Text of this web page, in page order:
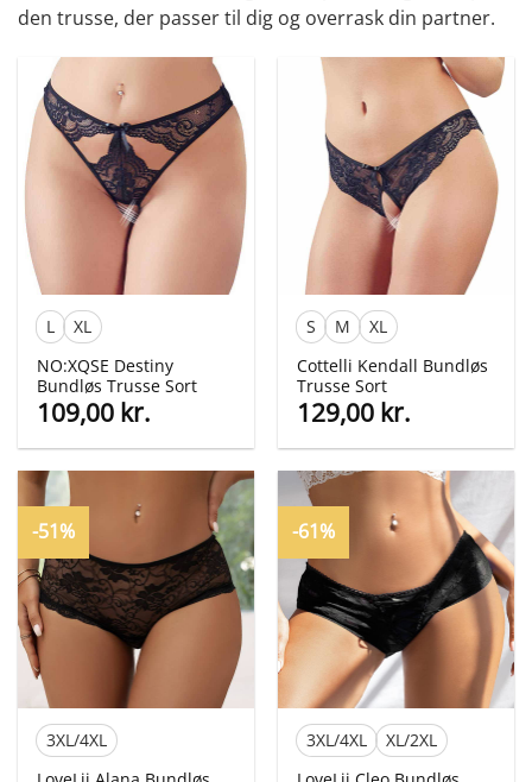
den trusse, der passer til dig og overrask din partner.
L
XL
NO:XQSE Destiny
Bundløs Trusse Sort
109,00 kr.
S M
XL
Cottelli Kendall Bundløs
Trusse Sort
129,00 kr.
-51%
3XL/4XL
-61%
3XL/4XL
XL/2XL